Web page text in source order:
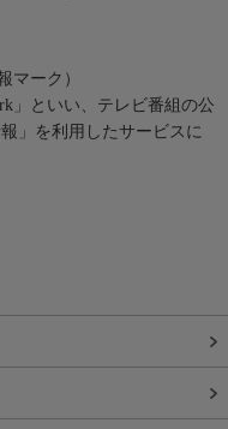
マーク）
」といい、テレビ番組の公
」を利用したサービスに